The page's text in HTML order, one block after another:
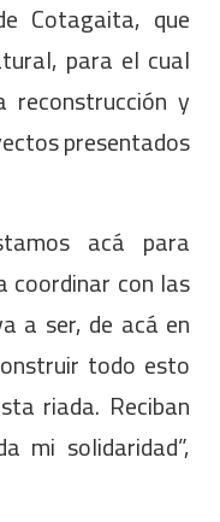
Cotagaita, que
para el cual
reconstrucción y
presentados
acá para
coordinar con las
a ser, de acá en
todo esto
riada. Reciban
mi solidaridad”,